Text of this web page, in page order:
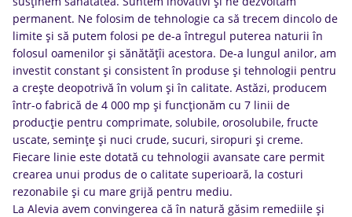
permanent. Ne folosim de tehnologie ca să trecem dincolo de
limite și să putem folosi pe de-a întregul puterea naturii în
folosul oamenilor și sănătățîi acestora. De-a lungul anilor, am
investit constant și consistent în produse și tehnologii pentru
a crește deopotrivă în volum și în calitate. Astăzi, producem
într-o fabrică de 4 000 mp și funcționăm cu 7 linii de
producție pentru comprimate, solubile, orosolubile, fructe
uscate, semințe și nuci crude, sucuri, siropuri și creme.
Fiecare linie este dotată cu tehnologii avansate care permit
crearea unui produs de o calitate superioară, la costuri
rezonabile și cu mare grijă pentru mediu.
La Alevia avem convingerea că în natură găsim remediile și